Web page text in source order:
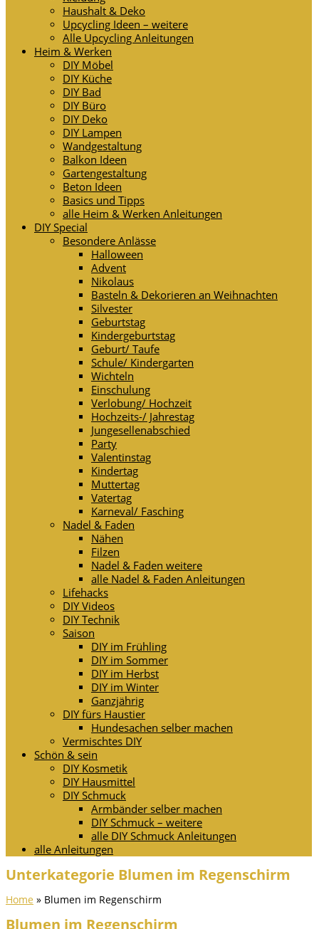
Haushalt & Deko
Upcycling Ideen – weitere
Alle Upcycling Anleitungen
Heim & Werken
DIY Möbel
DIY Küche
DIY Bad
DIY Büro
DIY Deko
DIY Lampen
Wandgestaltung
Balkon Ideen
Gartengestaltung
Beton Ideen
Basics und Tipps
alle Heim & Werken Anleitungen
DIY Special
Besondere Anlässe
Halloween
Advent
Nikolaus
Basteln & Dekorieren an Weihnachten
Silvester
Geburtstag
Kindergeburtstag
Geburt/ Taufe
Schule/ Kindergarten
Wichteln
Einschulung
Verlobung/ Hochzeit
Hochzeits-/ Jahrestag
Jungesellenabschied
Party
Valentinstag
Kindertag
Muttertag
Vatertag
Karneval/ Fasching
Nadel & Faden
Nähen
Filzen
Nadel & Faden weitere
alle Nadel & Faden Anleitungen
Lifehacks
DIY Videos
DIY Technik
Saison
DIY im Frühling
DIY im Sommer
DIY im Herbst
DIY im Winter
Ganzjährig
DIY fürs Haustier
Hundesachen selber machen
Vermischtes DIY
Schön & sein
DIY Kosmetik
DIY Hausmittel
DIY Schmuck
Armbänder selber machen
DIY Schmuck – weitere
alle DIY Schmuck Anleitungen
alle Anleitungen
Unterkategorie Blumen im Regenschirm
Home » Blumen im Regenschirm
Blumen im Regenschirm